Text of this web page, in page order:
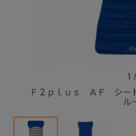
Ｆ２ｐｌｕｓ ＡＦ シー
ル
1 /